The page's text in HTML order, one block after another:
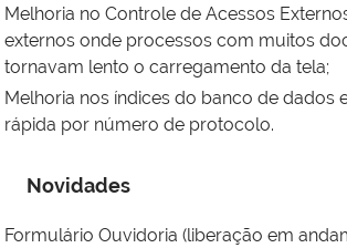
Melhoria no Controle de Acessos
externos onde processos com muitos
tornavam lento o carregamento da tela;
Melhoria nos índices do banco de dados
rápida por número de protocolo.
Novidades
Formulário Ouvidoria (liberação em